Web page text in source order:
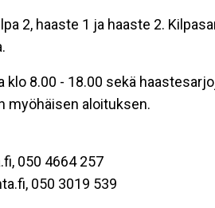
2, haaste 1 ja haaste 2.
8.00 - 18.00 sekä
myöhäisen aloituksen.
050 4664 257
050 3019 539